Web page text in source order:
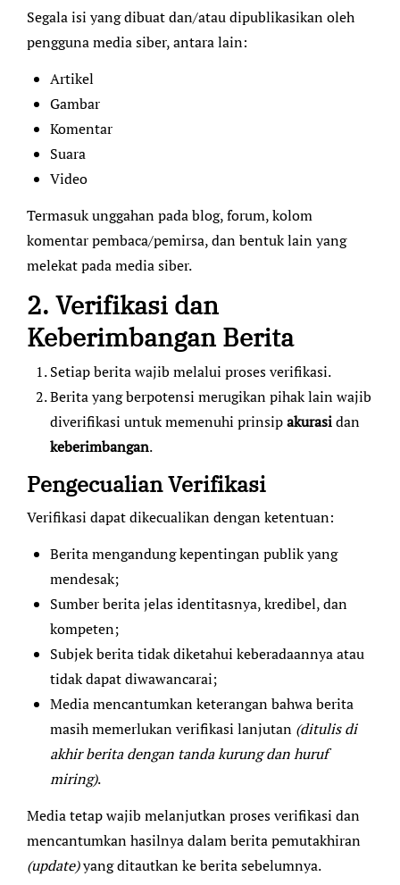
Segala isi yang dibuat dan/atau dipublikasikan oleh
pengguna media siber, antara lain:
Artikel
Gambar
Komentar
Suara
Video
Termasuk unggahan pada blog, forum, kolom
komentar pembaca/pemirsa, dan bentuk lain yang
melekat pada media siber.
2. Verifikasi dan
Keberimbangan Berita
Setiap berita wajib melalui proses verifikasi.
Berita yang berpotensi merugikan pihak lain wajib
diverifikasi untuk memenuhi prinsipakurasidan
keberimbangan.
Pengecualian Verifikasi
Verifikasi dapat dikecualikan dengan ketentuan:
Berita mengandung kepentingan publik yang
mendesak;
Sumber berita jelas identitasnya, kredibel, dan
kompeten;
Subjek berita tidak diketahui keberadaannya atau
tidak dapat diwawancarai;
Media mencantumkan keterangan bahwa berita
masih memerlukan verifikasi lanjutan (ditulis di
akhir berita dengan tanda kurung dan huruf
miring).
Media tetap wajib melanjutkan proses verifikasi dan
mencantumkan hasilnya dalam berita pemutakhiran
(update)yang ditautkan ke berita sebelumnya.